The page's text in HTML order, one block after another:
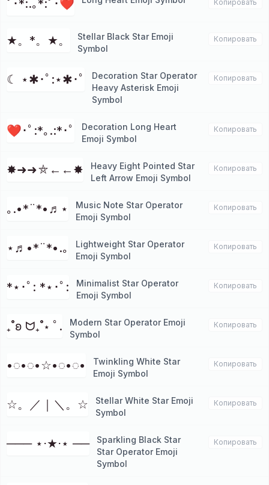
ﾟ･*:.｡*:ﾟ･❤ Копировать
★。*。★。
Stellar Black Star Emoji
Symbol
Копировать
☾ ⋆✱･ﾟ:⋆✱･ﾟ
Decoration Star Operator
Heavy Asterisk Emoji
Symbol
Копировать
❤･ﾟ:*｡.:*･ﾟ
Decoration Long Heart
Emoji Symbol
Копировать
✸➜➜⛤←←✸
Heavy Eight Pointed Star
Left Arrow Emoji Symbol
Копировать
｡.•*¨*•♬⋆
Music Note Star Operator
Emoji Symbol
Копировать
⋆♬•*¨*•.｡
Lightweight Star Operator
Emoji Symbol
Копировать
*⋆･ﾟ: *⋆･ﾟ:
Minimalist Star Operator
Emoji Symbol
Копировать
₊˚ʚ ᗢ₊˚⋆ ﾟ.
Modern Star Operator Emoji
Symbol
Копировать
•◌•◌•☆•◌•◌•
Twinkling White Star
Emoji Symbol
Копировать
☆。／｜＼。☆
Stellar White Star Emoji
Symbol
Копировать
─── ⋆⋅★⋅⋆ ──
Sparkling Black Star
Star Operator Emoji
Symbol
Копировать